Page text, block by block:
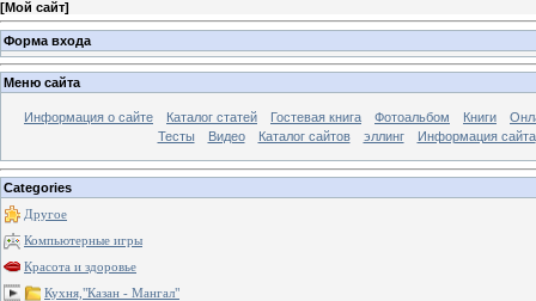
[Мой сайт]
Форма входа
Меню сайта
Информация о сайте Каталог статей Гостевая книга Фотоальбом Книги
Тесты
Видео Каталог сайтов эллинг Информация сайта
Categories
Другое
Компьютерные игры
Красота и здоровье
Кухня,"Казан - Мангал"